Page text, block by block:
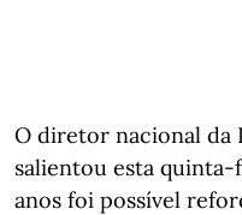
O diretor nacional da
salientou esta
anos foi possível